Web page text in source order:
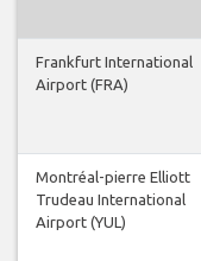
Frankfurt International
Airport (FRA)
Montréal-pierre Elliott
Trudeau International
Airport (YUL)